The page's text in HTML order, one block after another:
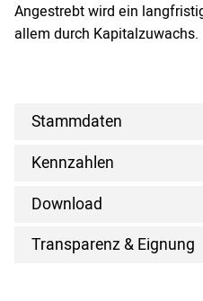
Angestrebt wird ein
allem durch Kapitalzuwachs.
Stammdaten
Kennzahlen
Download
Transparenz & Eignung